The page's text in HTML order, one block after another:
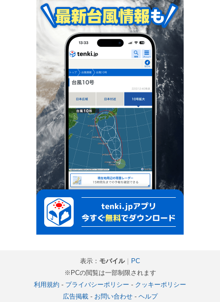
表示： モバイル｜ PC
※PCの閲覧は一部制限されます
利用規約 - プライバシーポリシー - クッキーポリシー
広告掲載- お問い合わせ- ヘルプ